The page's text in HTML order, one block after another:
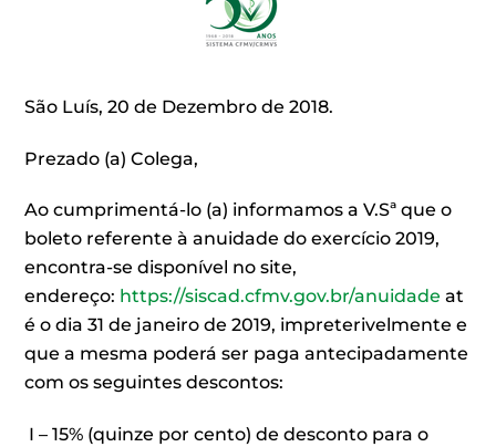
São Luís, 20 de Dezembro de 2018.
Prezado (a) Colega,
Ao cumprimentá-lo (a) informamos a V.Sª que o
boleto referente à anuidade do exercício 2019,
encontra-se disponível no site,
endereço: https://siscad.cfmv.gov.br/anuidade at
é o dia 31 de janeiro de 2019, impreterivelmente e
que a mesma poderá ser paga antecipadamente
com os seguintes descontos:
I – 15% (quinze por cento) de desconto para o